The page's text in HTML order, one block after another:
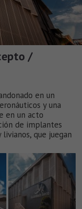
/
en un
y una
en un acto
de implantes
que juegan